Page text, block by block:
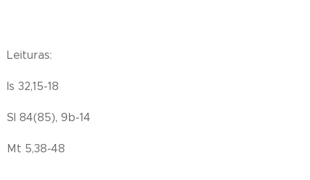
Leituras:
Is 32,15-18
Sl 84(85), 9b-14
Mt 5,38-48